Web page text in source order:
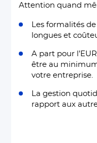
Attention quand
Les formalités
longues et
A part pour
être au
votre entreprise.
La gestion
rapport aux